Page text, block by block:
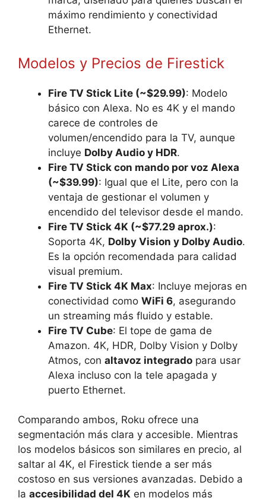
máximo rendimiento y conectividad
Ethernet.
Modelos y Precios de Firestick
Fire TV Stick Lite (~$29.99): Modelo
básico con Alexa. No es 4K y el mando
carece de controles de
volumen/encendido para la TV, aunque
incluye Dolby Audio y HDR.
Fire TV Stick con mando por voz Alexa
(~$39.99): Igual que el Lite, pero con la
ventaja de gestionar el volumen y
encendido del televisor desde el mando.
Fire TV Stick 4K (~$77.29 aprox.):
Soporta 4K, Dolby Vision y Dolby Audio.
Es la opción recomendada para calidad
visual premium.
Fire TV Stick 4K Max: Incluye mejoras en
conectividad como WiFi 6, asegurando
un streaming más fluido y estable.
Fire TV Cube: El tope de gama de
Amazon. 4K, HDR, Dolby Vision y Dolby
Atmos, con altavoz integrado para usar
Alexa incluso con la tele apagada y
puerto Ethernet.
Comparando ambos, Roku ofrece una
segmentación más clara y accesible. Mientras
los modelos básicos son similares en precio, al
saltar al 4K, el Firestick tiende a ser más
costoso en sus versiones avanzadas. Debido a
la accesibilidad del 4K en modelos más